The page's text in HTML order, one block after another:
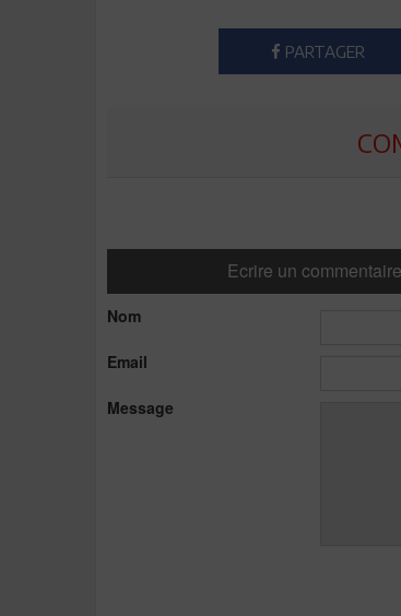
PARTAGER
Ecrire un commentaire
Nom
Email
Message